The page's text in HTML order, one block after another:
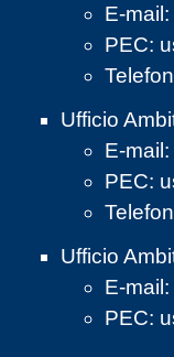
E-mail:
PEC:
Ufficio
E-mail:
PEC:
Ufficio
E-mail:
PEC: